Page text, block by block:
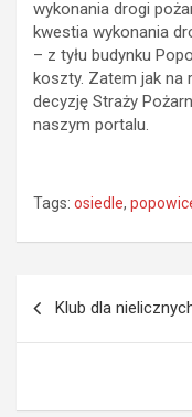
wykonania drogi
kwestia wykonania
– z tyłu budynku
koszty. Zatem jak na
decyzję Straży
naszym portalu.
Tags: osiedle,
Klub dla